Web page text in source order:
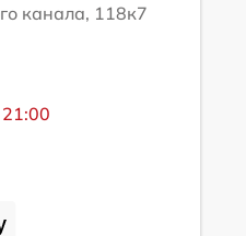
канала, 118к7